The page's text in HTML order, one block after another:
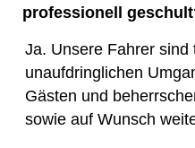
professionell
Ja. Unsere Fahrer sind
unaufdringlichen
Gästen und
sowie auf Wunsch